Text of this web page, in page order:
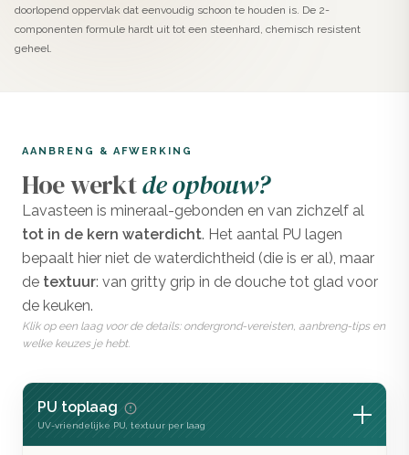
(met primer), gips, hout of MDF
Gebruik bij een slechte ondergrond een primer voor
optimale hechting en stabiliteit.
Component A + B mengen
A-component goed mengen tot een egale massa. Voeg
daarna de afgewogen B-component toe en meng 2-3
minuten.
1e laag aanbrengen
Verwijder het tape en laat 24 uur drogen.
2e laag opzetten
Rustig voor een minimalistische uitstraling, of juist
doorlopend oppervlak dat eenvoudig schoon te houden is. De 2-
componenten formule hardt uit tot een steenhard, chemisch resistent
geheel.
AANBRENG & AFWERKING
Hoe werktde opbouw?
Lavasteen is mineraal-gebonden en van zichzelf al
tot in de kern waterdicht. Het aantal PU lagen
bepaalt hier niet de waterdichtheid (die is er al), maar
de textuur: van gritty grip in de douche tot glad voor
de keuken.
Klik op een laag voor de details: ondergrond-vereisten, aanbreng-tips en
welke keuzes je hebt.
PU toplaag
UV-vriendelijke PU, textuur per laag